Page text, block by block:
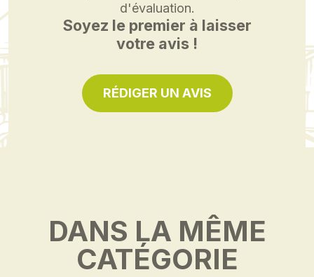
d'évaluation.
Soyez le premier à laisser
votre avis !
RÉDIGER UN AVIS
DANS LA MÊME
CATÉGORIE